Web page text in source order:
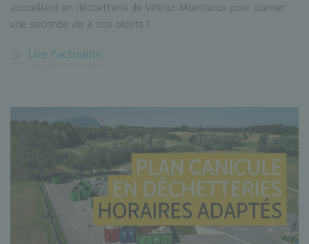
accueillent en déchetterie de Vétraz-Monthoux pour donner
une seconde vie à vos objets !
Lire l’actualité